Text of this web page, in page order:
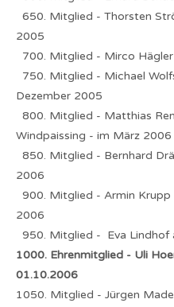
650. Mitglied - Thorsten
2005
700. Mitglied - Mirco
750. Mitglied - Michael
Dezember 2005
800. Mitglied - Matthias
Windpaissing - im März 2006
850. Mitglied - Bernhard
2006
900. Mitglied - Armin Krupp
2006
950. Mitglied - Eva Lindhof
1000. Ehrenmitglied - Uli
01.10.2006
1050. Mitglied - Jürgen